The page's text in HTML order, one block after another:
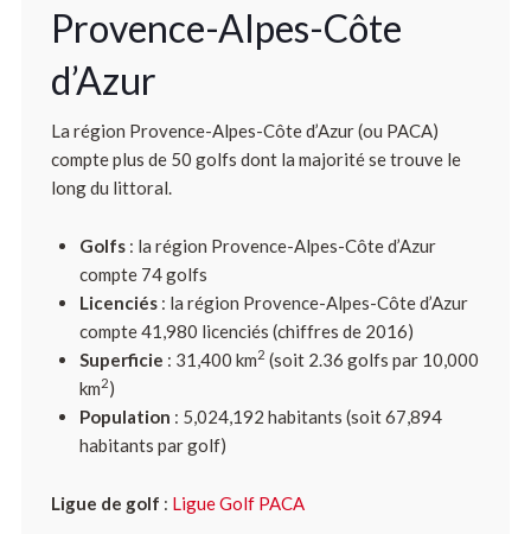
Provence-Alpes-Côte
d’Azur
La région Provence-Alpes-Côte d’Azur (ou PACA)
compte plus de 50 golfs dont la majorité se trouve le
long du littoral.
Golfs: la région Provence-Alpes-Côte d’Azur
compte 74 golfs
Licenciés: la région Provence-Alpes-Côte d’Azur
compte 41,980 licenciés (chiffres de 2016)
Superficie : 31,400 km2 (soit 2.36 golfs par 10,000
km2)
Population : 5,024,192 habitants (soit 67,894
habitants par golf)
Ligue de golf : Ligue Golf PACA